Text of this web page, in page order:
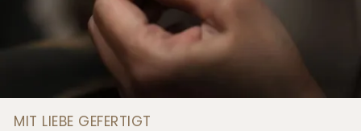
MIT LIEBE GEFERTIGT